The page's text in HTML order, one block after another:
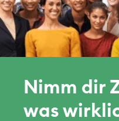
Nimm dir
was